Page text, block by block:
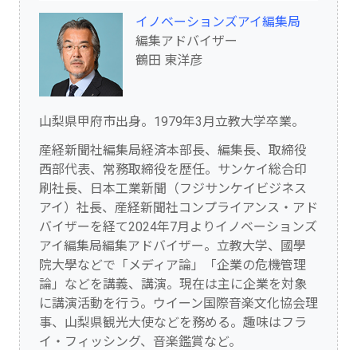
イノベーションズアイ編集局
編集アドバイザー
鶴田 東洋彦
山梨県甲府市出身。1979年3月立教大学卒業。
産経新聞社編集局経済本部長、編集長、取締役
西部代表、常務取締役を歴任。サンケイ総合印
刷社長、日本工業新聞（フジサンケイビジネス
アイ）社長、産経新聞社コンプライアンス・アド
バイザーを経て2024年7月よりイノベーションズ
アイ編集局編集アドバイザー。立教大学、國學
院大學などで「メディア論」「企業の危機管理
論」などを講義、講演。現在は主に企業を対象
に講演活動を行う。ウイーン国際音楽文化協会理
事、山梨県観光大使などを務める。趣味はフラ
イ・フィッシング、音楽鑑賞など。